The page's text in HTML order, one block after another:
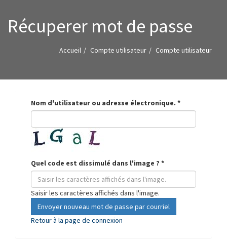
Récuperer mot de passe
Accueil Compte utilisateur Compte utilisateur
Nom d'utilisateur ou adresse électronique. *
Quel code est dissimulé dans l'image ? *
Saisir les caractères affichés dans l'image.
Envoyer nouveau mot de passe par courriel
Retour à la page de connexion